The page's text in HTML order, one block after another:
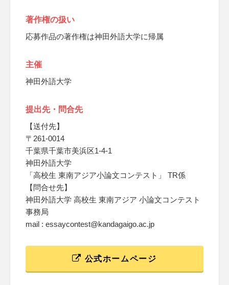
著作権の扱い
応募作品の著作権は神田外語大学に帰属
主催
神田外語大学
提出先・問合先
【送付先】
〒261-0014
千葉県千葉市美浜区1-4-1
神田外語大学
「高校生 東南アジア小論文コンテスト」 TR係
【問合せ先】
神田外語大学 高校生 東南アジア 小論文コンテスト
事務局
mail : essaycontest@kandagaigo.ac.jp
公式ホームページ